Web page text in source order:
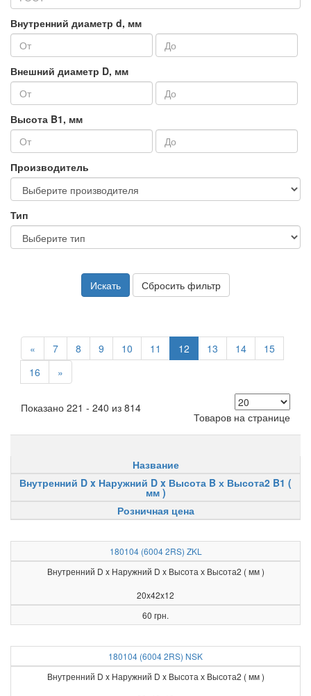
Внутренний диаметр d, мм
Внешний диаметр D, мм
Высота B1, мм
Производитель
Тип
Искать Сбросить фильтр
« 7 8 9 10 11 12 13 14
15
16
»
Показано 221 - 240 из 814
Товаров на странице
Название
Внутренний D x Наружний D x Высота B х Высота2 B1 (
мм )
Розничная цена
180104 (6004 2RS) ZKL
Внутренний D x Наружний D x Высота х Высота2 ( мм )
20x42x12
60 грн.
180104 (6004 2RS) NSK
Внутренний D x Наружний D x Высота х Высота2 ( мм )